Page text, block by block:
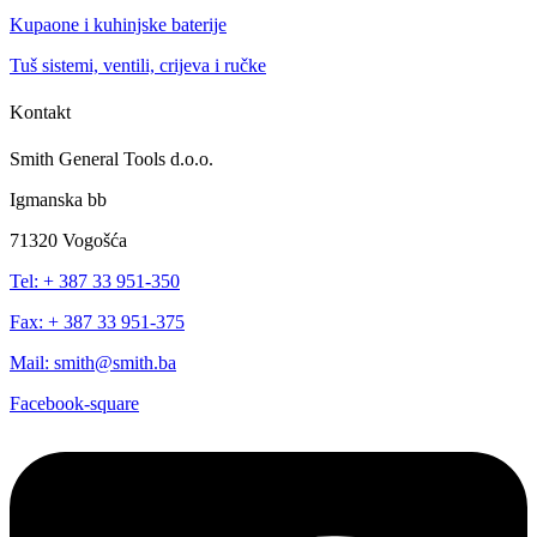
Kupaone i kuhinjske baterije
Tuš sistemi, ventili, crijeva i ručke
Kontakt
Smith General Tools d.o.o.
Igmanska bb
71320 Vogošća
Tel: + 387 33 951-350
Fax: + 387 33 951-375
Mail: smith@smith.ba
Facebook-square